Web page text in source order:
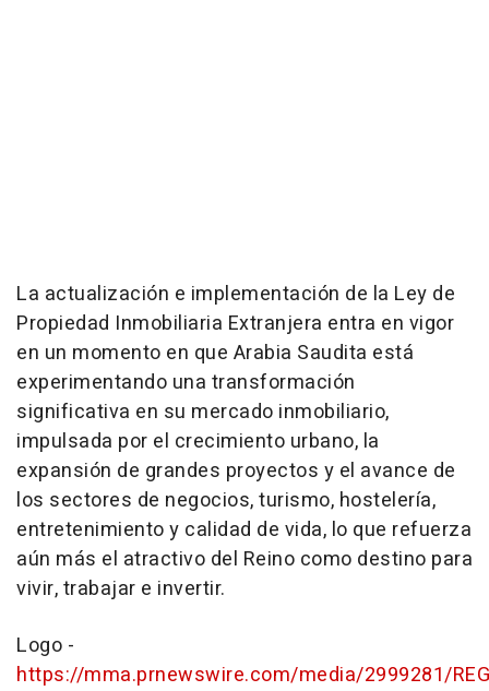
La actualización e implementación de la Ley de
Propiedad Inmobiliaria Extranjera entra en vigor
en un momento en que Arabia Saudita está
experimentando una transformación
significativa en su mercado inmobiliario,
impulsada por el crecimiento urbano, la
expansión de grandes proyectos y el avance de
los sectores de negocios, turismo, hostelería,
entretenimiento y calidad de vida, lo que refuerza
aún más el atractivo del Reino como destino para
vivir, trabajar e invertir.
Logo -
https://mma.prnewswire.com/media/2999281/